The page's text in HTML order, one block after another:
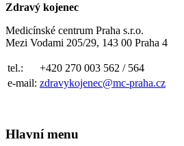
Zdravý kojenec
Medicínské centrum Praha s.r.o.
Mezi Vodami 205/29, 143 00 Praha 4
tel.:
+420 270 003 562 / 564
e-mail: zdravykojenec@mc-praha.cz
Hlavní menu